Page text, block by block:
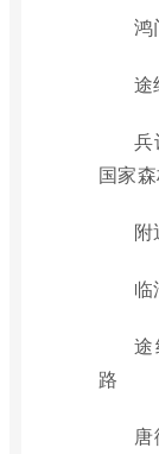
鸿
途
兵
国家
附
路